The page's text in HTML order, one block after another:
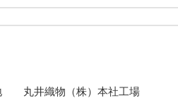
丸井織物（株）本社工場